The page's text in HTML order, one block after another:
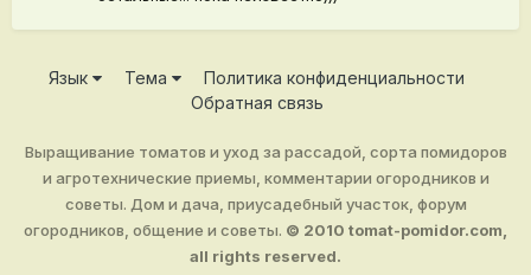
Язык Тема
Политика конфиденциальности
Обратная связь
Выращивание томатов и уход за рассадой, сорта помидоров
и агротехнические приемы, комментарии огородников и
советы. Дом и дача, приусадебный участок, форум
огородников, общение и советы. © 2010 tomat-pomidor.com,
all rights reserved.